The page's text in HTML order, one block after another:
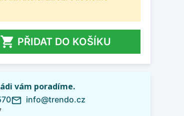
 PŘIDAT DO KOŠÍKU
vám poradíme.
mail_outline info@trendo.cz